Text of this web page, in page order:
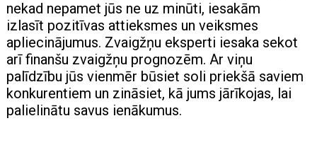
nekad nepamet jūs ne uz minūti, iesakām
izlasīt pozitīvas attieksmes un veiksmes
apliecinājumus. Zvaigžņu eksperti iesaka sekot
arī finanšu zvaigžņu prognozēm. Ar viņu
palīdzību jūs vienmēr būsiet soli priekšā saviem
konkurentiem un zināsiet, kā jums jārīkojas, lai
palielinātu savus ienākumus.